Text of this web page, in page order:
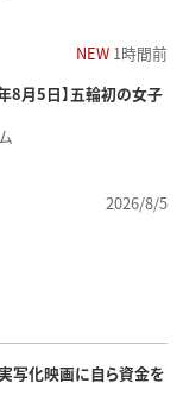
NEW1時間前
8月5日】五輪初の女子
2026/8/5
写化映画に自ら資金を